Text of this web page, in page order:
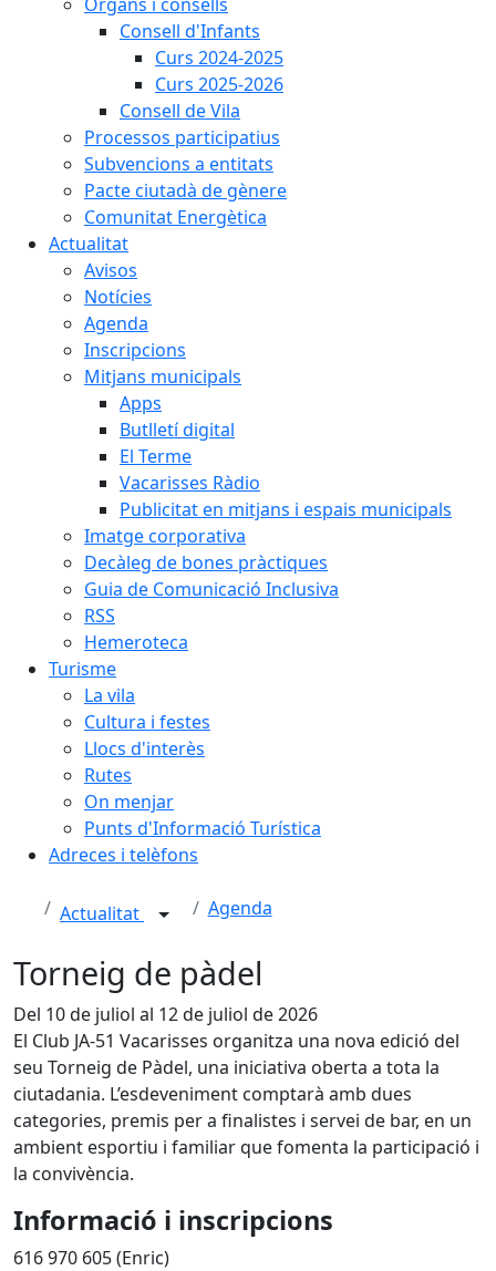
Consell d'Infants
Curs 2024-2025
Curs 2025-2026
Consell de Vila
Processos participatius
Subvencions a entitats
Pacte ciutadà de gènere
Comunitat Energètica
Actualitat
Avisos
Notícies
Agenda
Inscripcions
Mitjans municipals
Apps
Butlletí digital
El Terme
Vacarisses Ràdio
Publicitat en mitjans i espais municipals
Imatge corporativa
Decàleg de bones pràctiques
Guia de Comunicació Inclusiva
RSS
Hemeroteca
Turisme
La vila
Cultura i festes
Llocs d'interès
Rutes
On menjar
Punts d'Informació Turística
Adreces i telèfons
Actualitat Agenda
Torneig de pàdel
Del 10 de juliol al 12 de juliol de 2026
El Club JA-51 Vacarisses organitza una nova edició del
seu Torneig de Pàdel, una iniciativa oberta a tota la
ciutadania. L’esdeveniment comptarà amb dues
categories, premis per a finalistes i servei de bar, en un
ambient esportiu i familiar que fomenta la participació i
la convivència.
Informació i inscripcions
616 970 605 (Enric)